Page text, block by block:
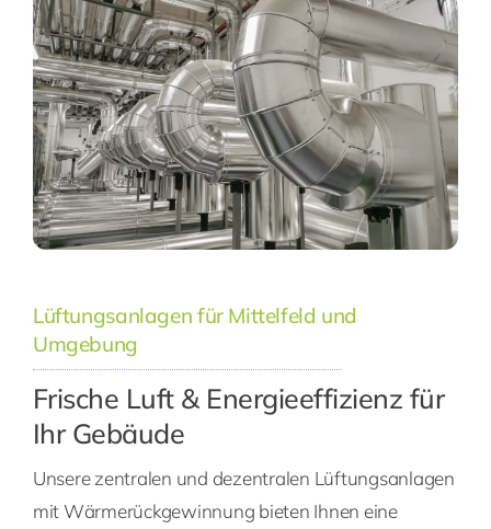
Lüftungsanlagen für Mittelfeld und
Umgebung
Frische Luft & Energieeffizienz für
Ihr Gebäude
Unsere zentralen und dezentralen Lüftungsanlagen
mit Wärmerückgewinnung bieten Ihnen eine